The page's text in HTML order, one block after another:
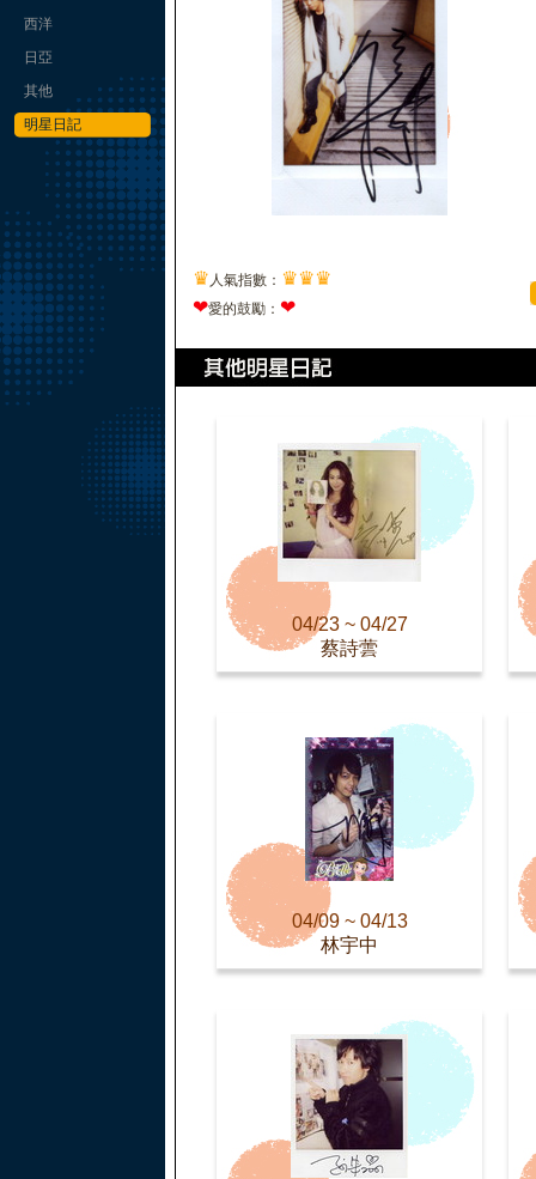
西洋
日亞
其他
明星日記
♛ 人氣指數： ♛♛♛
❤愛的鼓勵： ❤
04/23 ~ 04/27
蔡詩蕓
04/09 ~ 04/13
林宇中